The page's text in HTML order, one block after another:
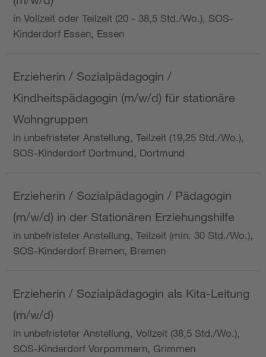
in Vollzeit oder Teilzeit (20 - 38,5 Std./Wo.), SOS-
Kinderdorf Essen, Essen
Erzieherin / Sozialpädagogin /
Kindheitspädagogin (m/w/d) für stationäre
Wohngruppen
in unbefristeter Anstellung, Teilzeit (19,25 Std./Wo.),
SOS-Kinderdorf Dortmund, Dortmund
Erzieherin / Sozialpädagogin / Pädagogin
(m/w/d) in der Stationären Erziehungshilfe
in unbefristeter Anstellung, Teilzeit (min. 30 Std./Wo.),
SOS-Kinderdorf Bremen, Bremen
Erzieherin / Sozialpädagogin als Kita-Leitung
(m/w/d)
in unbefristeter Anstellung, Vollzeit (38,5 Std./Wo.),
SOS-Kinderdorf Vorpommern, Grimmen